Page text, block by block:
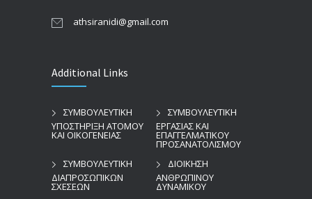
athsiranidi@gmail.com
Additional Links
ΣΥΜΒΟΥΛΕΥΤΙΚΗ
ΥΠΟΣΤΗΡΙΞΗ ΑΤΟΜΟΥ
ΚΑΙ ΟΙΚΟΓΕΝΕΙΑΣ
ΣΥΜΒΟΥΛΕΥΤΙΚΗ
ΕΡΓΑΣΙΑΣ ΚΑΙ
ΕΠΑΓΓΕΛΜΑΤΙΚΟΥ
ΠΡΟΣΑΝΑΤΟΛΙΣΜΟΥ
ΣΥΜΒΟΥΛΕΥΤΙΚΗ
ΔΙΑΠΡΟΣΩΠΙΚΩΝ
ΣΧΕΣΕΩΝ
ΔΙΟΙΚΗΣΗ
ΑΝΘΡΩΠΙΝΟΥ
ΔΥΝΑΜΙΚΟΥ